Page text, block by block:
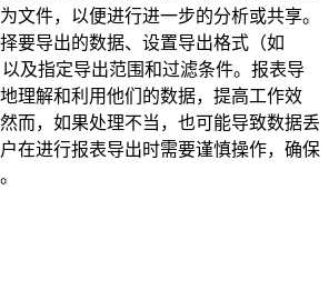
文件，以便进行进一步的分析或共享。
要导出的数据、设置导出格式（如
及指定导出范围和过滤条件。报表导
理解和利用他们的数据，提高工作效
而，如果处理不当，也可能导致数据丢
在进行报表导出时需要谨慎操作，确保